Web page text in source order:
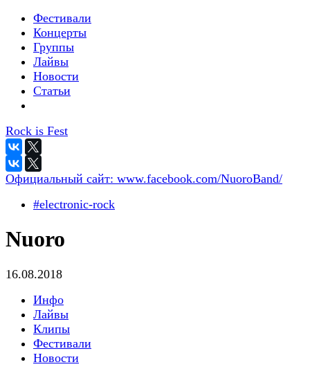
Фестивали
Концерты
Группы
Лайвы
Новости
Статьи
Rock is Fest
Официальный сайт: www.facebook.com/NuoroBand/
#electronic-rock
Nuoro
16.08.2018
Инфо
Лайвы
Клипы
Фестивали
Новости